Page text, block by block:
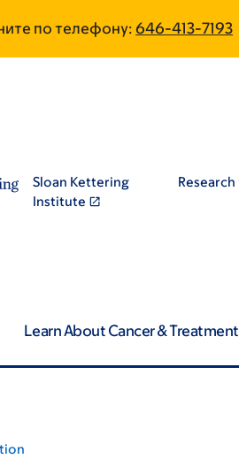
по телефону: 646-413-7193
Sloan Kettering
Institute
Research
Learn About Cancer & Treatment